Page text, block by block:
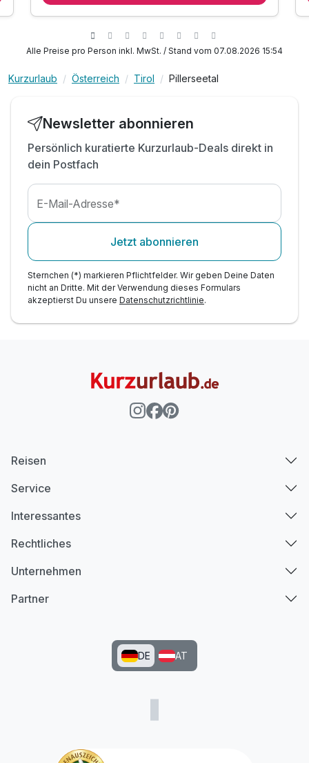
Inkl. Bademantel für Ihren Aufenthalt
Ermäßigungen*
inkl. Vergünstigung auf Bergbahntickets*
inkl. 10 % Rabatt auf den Einkauf im
Bioshop/Müsli
inkl. 10 % Rabatt auf den Radverleih
inkl. Parkplatz & W-LAN Nutzung
Alle Preise pro Person inkl. MwSt. / Stand vom 07.08.2026 15:54
Kurzurlaub Österreich Tirol Pillerseetal
Newsletter abonnieren
Persönlich kuratierte Kurzurlaub-Deals direkt in
dein Postfach
E-Mail-Adresse*
Jetzt abonnieren
Sternchen (*) markieren Pflichtfelder. Wir geben Deine Daten
nicht an Dritte. Mit der Verwendung dieses Formulars
akzeptierst Du unsere Datenschutzrichtlinie.
Reisen
Service
Interessantes
Rechtliches
Unternehmen
Partner
DE AT